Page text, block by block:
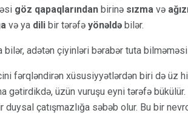
göz qapaqlarından birinə sızma və
və ya dili bir tərəfə yönəldə bilər.
adətən çiyinləri bərabər tuta
fərqləndirən xüsusiyyətlərdən biri də üz
gətirdikdə, üzün vuruşu eyni tərəfə
duysal çatışmazlığa səbəb olur. Bu bir